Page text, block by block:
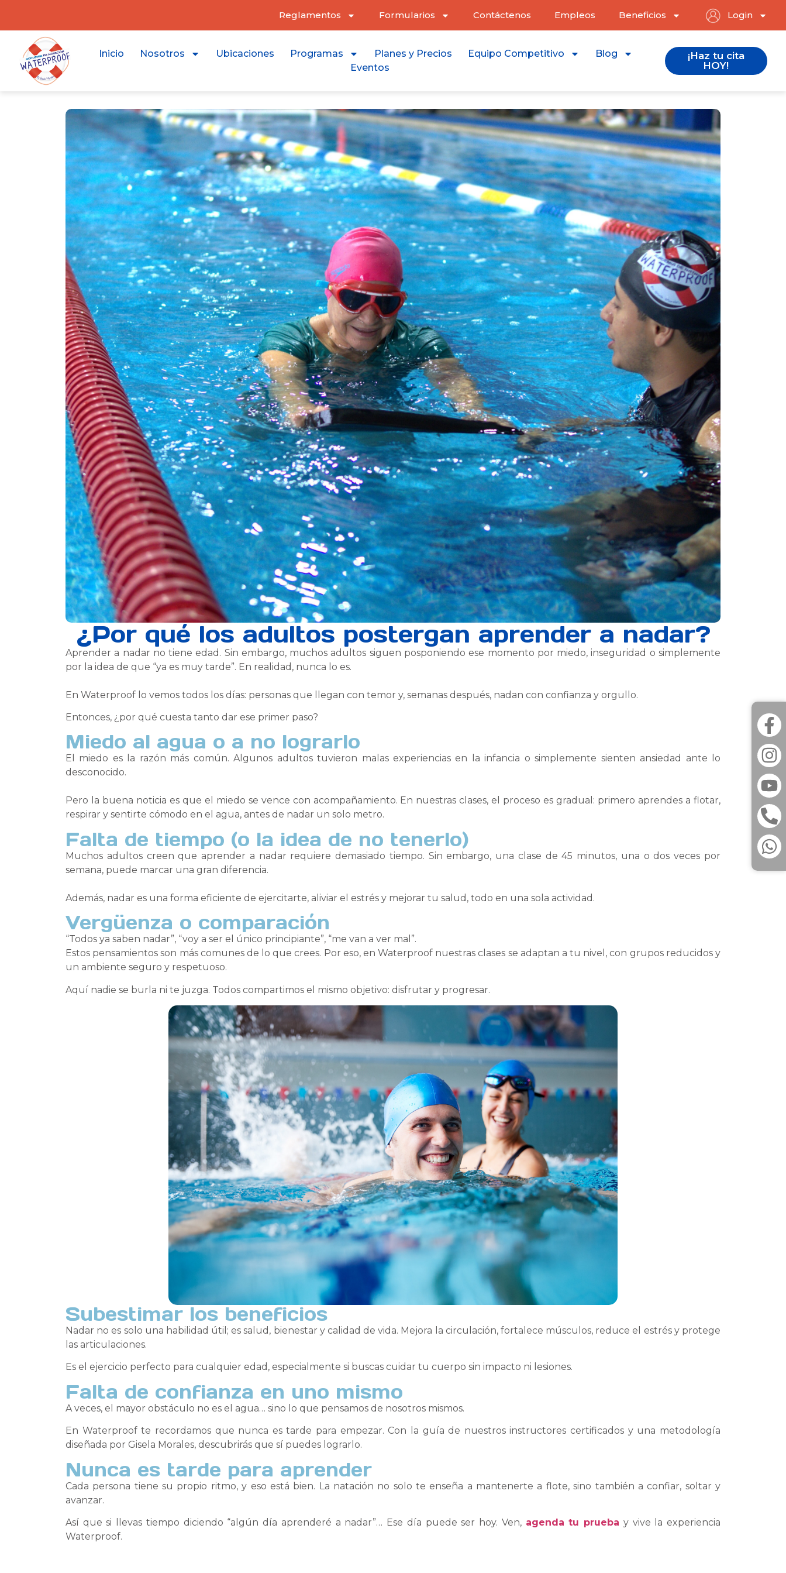
Reglamentos Formularios Contáctenos Empleos Beneficios Login
Inicio Nosotros Ubicaciones Programas Planes y Precios Equipo Competitivo
Blog
Eventos
¡Haz tu cita
HOY!
¿Por qué los adultos postergan aprender a nadar?
Aprender a nadar no tiene edad. Sin embargo, muchos adultos siguen posponiendo ese momento por miedo, inseguridad o simplemente
por la idea de que “ya es muy tarde”. En realidad, nunca lo es.
En Waterproof lo vemos todos los días: personas que llegan con temor y, semanas después, nadan con confianza y orgullo.
Entonces, ¿por qué cuesta tanto dar ese primer paso?
Miedo al agua o a no lograrlo
El miedo es la razón más común. Algunos adultos tuvieron malas experiencias en la infancia o simplemente sienten ansiedad ante lo
desconocido.
Pero la buena noticia es que el miedo se vence con acompañamiento. En nuestras clases, el proceso es gradual: primero aprendes a flotar,
respirar y sentirte cómodo en el agua, antes de nadar un solo metro.
Falta de tiempo (o la idea de no tenerlo)
Muchos adultos creen que aprender a nadar requiere demasiado tiempo. Sin embargo, una clase de 45 minutos, una o dos veces por
semana, puede marcar una gran diferencia.
Además, nadar es una forma eficiente de ejercitarte, aliviar el estrés y mejorar tu salud, todo en una sola actividad.
Vergüenza o comparación
“Todos ya saben nadar”, “voy a ser el único principiante”, “me van a ver mal”.
Estos pensamientos son más comunes de lo que crees. Por eso, en Waterproof nuestras clases se adaptan a tu nivel, con grupos reducidos y
un ambiente seguro y respetuoso.
Aquí nadie se burla ni te juzga. Todos compartimos el mismo objetivo: disfrutar y progresar.
Subestimar los beneficios
Nadar no es solo una habilidad útil; es salud, bienestar y calidad de vida. Mejora la circulación, fortalece músculos, reduce el estrés y protege
las articulaciones.
Es el ejercicio perfecto para cualquier edad, especialmente si buscas cuidar tu cuerpo sin impacto ni lesiones.
Falta de confianza en uno mismo
A veces, el mayor obstáculo no es el agua… sino lo que pensamos de nosotros mismos.
En Waterproof te recordamos que nunca es tarde para empezar. Con la guía de nuestros instructores certificados y una metodología
diseñada por Gisela Morales, descubrirás que sí puedes lograrlo.
Nunca es tarde para aprender
Cada persona tiene su propio ritmo, y eso está bien. La natación no solo te enseña a mantenerte a flote, sino también a confiar, soltar y
avanzar.
Así que si llevas tiempo diciendo “algún día aprenderé a nadar”… Ese día puede ser hoy. Ven, agenda tu prueba y vive la experiencia
Waterproof.